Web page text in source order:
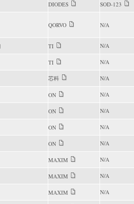
DIODES SOD-123
QORVO N/A
TI N/A
TI N/A
芯科 N/A
ON N/A
ON N/A
ON N/A
ON N/A
MAXIM N/A
MAXIM N/A
MAXIM N/A